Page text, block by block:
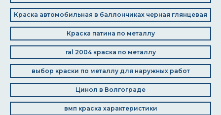
Краска автомобильная в баллончиках черная глянцевая
Краска патина по металлу
ral 2004 краска по металлу
выбор краски по металлу для наружных работ
Цинол в Волгограде
вмп краска характеристики